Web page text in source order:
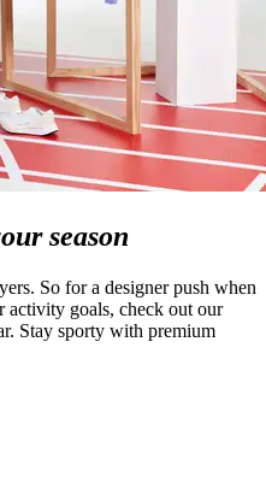
season
So for a designer push when
activity goals, check out our
Stay sporty with premium